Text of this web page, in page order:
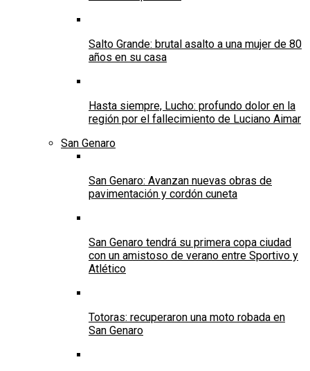
Salto Grande: brutal asalto a una mujer de 80
años en su casa
Hasta siempre, Lucho: profundo dolor en la
región por el fallecimiento de Luciano Aimar
San Genaro
San Genaro: Avanzan nuevas obras de
pavimentación y cordón cuneta
San Genaro tendrá su primera copa ciudad
con un amistoso de verano entre Sportivo y
Atlético
Totoras: recuperaron una moto robada en
San Genaro